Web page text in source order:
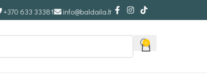
+370 633 33381 info@baldaila.lt
0